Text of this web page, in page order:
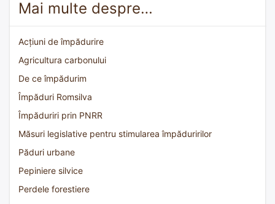
Mai multe despre…
Acțiuni de împădurire
Agricultura carbonului
De ce împădurim
Împăduri Romsilva
Împăduriri prin PNRR
Măsuri legislative pentru stimularea împăduririlor
Păduri urbane
Pepiniere silvice
Perdele forestiere